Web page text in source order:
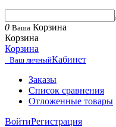
0 Ваша Корзина
Корзина
Корзина
Ваш личныйКабинет
Заказы
Список сравнения
Отложенные товары
ВойтиРегистрация